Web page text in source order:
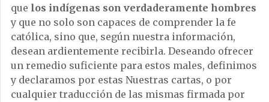
que los indígenas son verdaderamente hombres
y que no solo son capaces de comprender la fe
católica, sino que, según nuestra información,
desean ardientemente recibirla. Deseando ofrecer
un remedio suficiente para estos males, definimos
y declaramos por estas Nuestras cartas, o por
cualquier traducción de las mismas firmada por